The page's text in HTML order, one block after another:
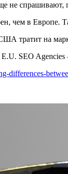
не спрашивают,
в Европе.
тратит на
SEO Agencies
differences-